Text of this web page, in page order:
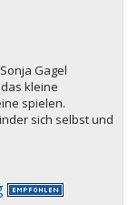
Gagel
kleine
spielen.
sich selbst und